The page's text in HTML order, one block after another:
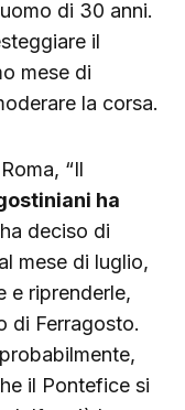
di 30 anni.
il
mese di
la corsa.
“Il
ha
ha deciso di
mese di luglio,
e riprenderle,
di Ferragosto.
il Pontefice si